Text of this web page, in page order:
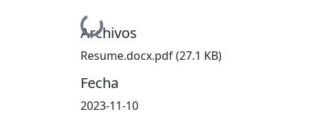
Cargando...
Archivos
Resume.docx.pdf(27.1 KB)
Fecha
2023-11-10